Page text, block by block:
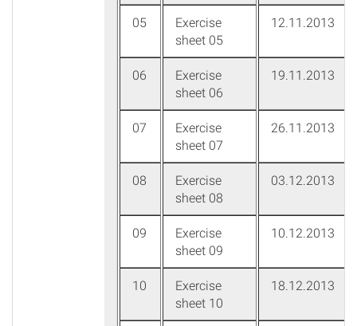
05
Exercise
sheet 05
12.11.2013
06
Exercise
sheet 06
19.11.2013
07
Exercise
sheet 07
26.11.2013
08
Exercise
sheet 08
03.12.2013
09
Exercise
sheet 09
10.12.2013
10
Exercise
sheet 10
18.12.2013